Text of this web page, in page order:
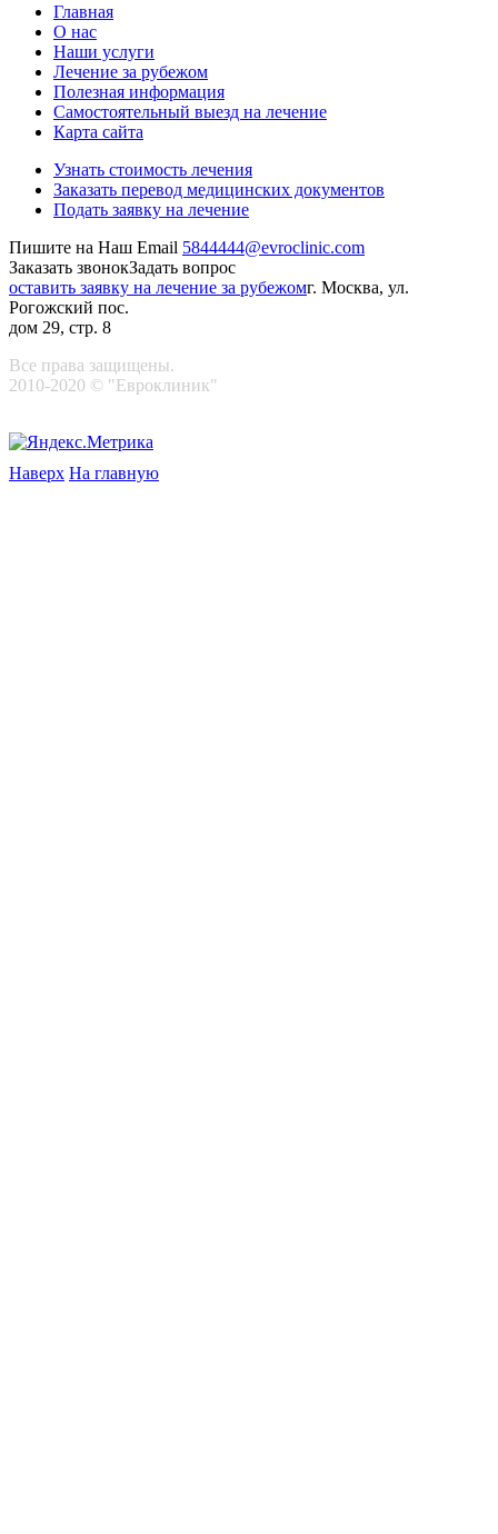
Главная
О нас
Наши услуги
Лечение за рубежом
Полезная информация
Самостоятельный выезд на лечение
Карта сайта
Узнать стоимость лечения
Заказать перевод медицинских документов
Подать заявку на лечение
Пишите на Наш Email 5844444@evroclinic.com
Заказать звонокЗадать вопрос
оставить заявку на лечение за рубежомг. Москва, ул.
Рогожский пос.
дом 29, стр. 8
Все права защищены.
2010-2020 © "Евроклиник"
Наверх На главную